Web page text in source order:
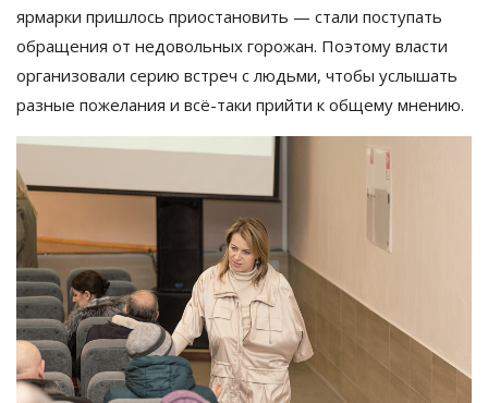
ярмарки пришлось приостановить — стали поступать
обращения от недовольных горожан. Поэтому власти
организовали серию встреч с людьми, чтобы услышать
разные пожелания и всё-таки прийти к общему мнению.